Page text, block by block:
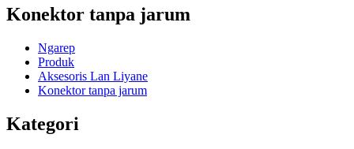
Konektor tanpa jarum
Ngarep
Produk
Aksesoris Lan Liyane
Konektor tanpa jarum
Kategori